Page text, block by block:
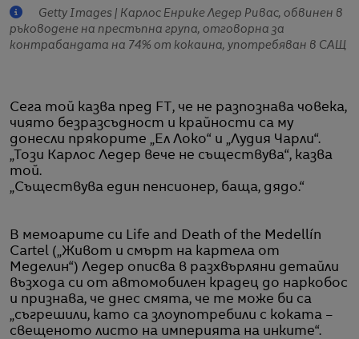
Getty Images | Карлос Енрике Ледер Ривас, обвинен в
ръководене на престъпна група, отговорна за
контрабандата на 74% от кокаина, употребяван в САЩ
Сега той казва пред FT, че не разпознава човека,
чиято безразсъдност и крайности са му
донесли прякорите „Ел Локо“ и „Лудия Чарли“.
„Този Карлос Ледер вече не съществува“, казва
той.
„Съществува един пенсионер, баща, дядо.“
В мемоарите си Life and Death of the Medellín
Cartel („Живот и смърт на картела от
Меделин“) Ледер описва в разхвърляни детайли
възхода си от автомобилен крадец до наркобос
и признава, че днес смята, че те може би са
„съгрешили, като са злоупотребили с коката –
свещеното листо на империята на инките“.